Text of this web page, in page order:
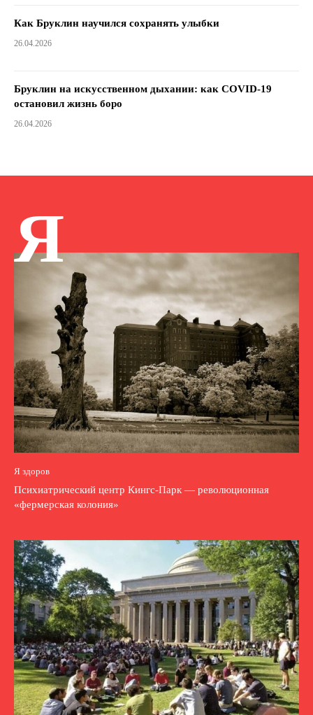
Как Бруклин научился сохранять улыбки
26.04.2026
Бруклин на искусственном дыхании: как COVID-19
остановил жизнь боро
26.04.2026
Я
Я здоров
Психиатрический центр Кингс-Парк — революционная
«фермерская колония»